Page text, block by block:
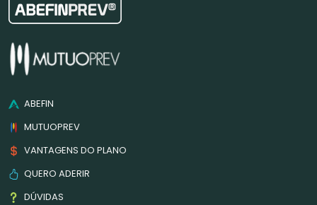
ABEFIN
MUTUOPREV
VANTAGENS DO PLANO
QUERO ADERIR
DÚVIDAS